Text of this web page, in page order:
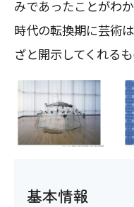
みであったことがわか
時代の転換期に芸術
ざと開示してくれるも
基本情報